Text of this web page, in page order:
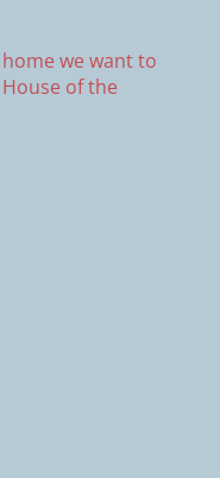
we want to
of the